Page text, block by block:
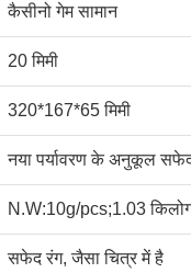
कैसीनो गेम सामान
20 मिमी
320*167*65 मिमी
नया पर्यावरण के अनुकूल
N.W:10g/pcs;1.03
सफेद रंग, जैसा चित्र में है